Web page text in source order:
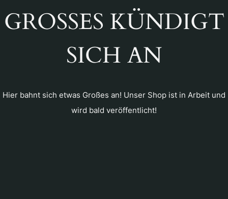
GROSSES KÜNDIGT S
ICH AN
Hier bahnt sich etwas Großes an! Unser Shop ist in Arbeit und
wird bald veröffentlicht!